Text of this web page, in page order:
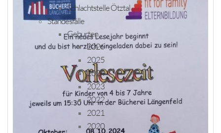
Schlachtstelle Ötztal
Standesfälle
Geburten
2026
2025
2024
2023
2022
2021
2020